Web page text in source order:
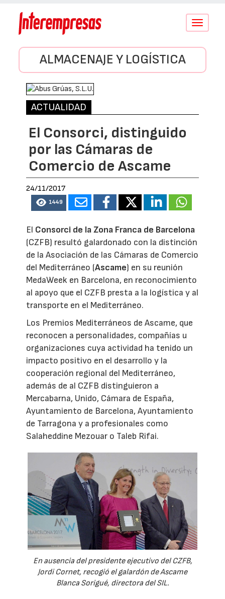
Conmutar
ALMACENAJE Y LOGÍSTICA
ACTUALIDAD
El Consorci, distinguido
por las Cámaras de
Comercio de Ascame
24/11/2017
1449
El Consorci de la Zona Franca de Barcelona
(CZFB) resultó galardonado con la distinción
de la Asociación de las Cámaras de Comercio
del Mediterráneo (Ascame) en su reunión
MedaWeek en Barcelona, en reconocimiento
al apoyo que el CZFB presta a la logística y al
transporte en el Mediterráneo.
Los Premios Mediterráneos de Ascame, que
reconocen a personalidades, compañías u
organizaciones cuya actividad ha tenido un
impacto positivo en el desarrollo y la
cooperación regional del Mediterráneo,
además de al CZFB distinguieron a
Mercabarna, Unido, Cámara de España,
Ayuntamiento de Barcelona, Ayuntamiento
de Tarragona y a profesionales como
Salaheddine Mezouar o Taleb Rifai.
En ausencia del presidente ejecutivo del CZFB,
Jordi Cornet, recogió el galardón de Ascame
Blanca Sorigué, directora del SIL.